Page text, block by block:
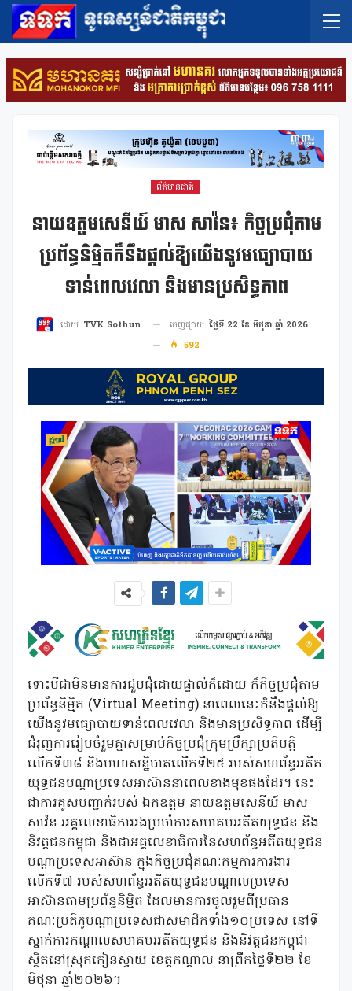
ព័ត៌មានជាតិ
នាយឧត្តមសេនីយ៍ មាស សាវ៉ន៖ កិច្ចប្រជុំតាម
ប្រព័ន្ធនិម្មិតក៏នឹងផ្តល់ឱ្យយើងនូវមធ្យោបាយ
ទាន់ពេលវេលា និងមានប្រសិទ្ធភាព
ដោយ TVK Sothun ចេញផ្សាយ ថ្ងៃទី 22 ខែ មិថុនា ឆ្នាំ 2026
592
ទោះបីជាមិនមានការជួបជុំដោយផ្ទាល់ក៏ដោយ ក៏កិច្ចប្រជុំតាម
ប្រព័ន្ធនិម្មិត (Virtual Meeting) នាពេលនេះក៏នឹងផ្តល់ឱ្យ
យើងនូវមធ្យោបាយទាន់ពេលវេលា និងមានប្រសិទ្ធភាព ដើម្បី
ជំរុញការរៀបចំរួមគ្នាសម្រាប់កិច្ចប្រជុំក្រុមប្រឹក្សាប្រតិបត្តិ
លើកទី៣៨ និងមហាសន្និបាតលើកទី២៥ របស់សហព័ន្ធអតីត
យុទ្ធជនបណ្តាប្រទេសអាស៊ាននាពេលខាងមុខផងដែរ។ នេះ
ជាការគូសបញ្ជាក់របស់ ឯកឧត្តម នាយឧត្តមសេនីយ៍ មាស
សាវ៉ន អគ្គលេខាធិការរងប្រចាំការសមាគមអតីតយុទ្ធជន និង
និវត្តជនកម្ពុជា និងជាអគ្គលេខាធិការនៃសហព័ន្ធអតីតយុទ្ធជន
បណ្ដាប្រទេសអាស៊ាន ក្នុងកិច្ចប្រជុំគណៈកម្មការការងារ
លើកទី៧ របស់សហព័ន្ធអតីតយុទ្ធជនបណ្តាលប្រទេស
អាស៊ានតាមប្រព័ន្ធនិម្មិត ដែលមានការចូលរួមពីប្រធាន
គណៈប្រតិភូបណ្តាប្រទេសជាសមាជិកទាំង១០ប្រទេស នៅទី
ស្នាក់ការកណ្តាលសមាគមអតីតយុទ្ធជន និងនិវត្តជនកម្ពុជា
ស្ថិតនៅស្រុកកៀនស្វាយ ខេត្តកណ្តាល នាព្រឹកថ្ងៃទី២២ ខែ
មិថុនា ឆ្នាំ២០២៦។